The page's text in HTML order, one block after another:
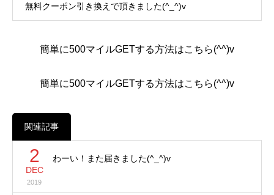
無料クーポン引き換えで頂きました(^_^)v
簡単に500マイルGETする方法はこちら(^^)v
簡単に500マイルGETする方法はこちら(^^)v
関連記事
2
DEC
2019
わーい！また届きました(^_^)v